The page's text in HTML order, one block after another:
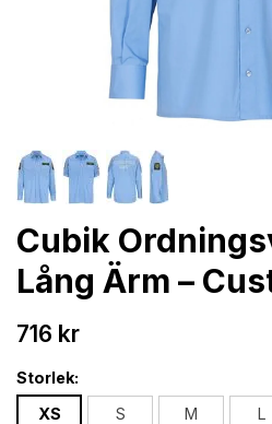
Cubik
Lång Ärm –
716 kr
Storlek:
XS
S M L